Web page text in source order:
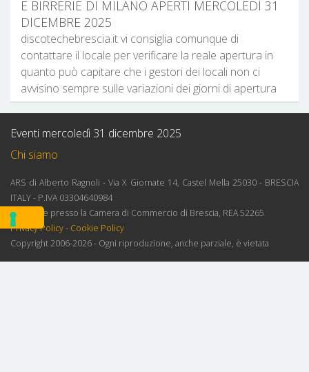
E BIRRERIE DI MILANO APERTI MERCOLEDÌ 31
DICEMBRE 2025
discotechebrescia.it vi consiglia comunque di
contattare il locale per verificare la reale apertura in
quanto può capitare che i gestori dei locali non ci
avvisino sempre sulle variazioni dei giorni di apertura
Eventi mercoledì 31 dicembre 2025
Chi siamo
ARS di Alberto Ragnoli - Via X Giornate 14, Castel Mella 25030 - BRESCIA
ITALY - P.IVA 03304640984
Iscrizione presso la Camera di Commercio di Brescia, REA 52265
Privacy Policy- Cookie Policy
Copyright 2006-2026 - Ogni riproduzione, anche parziale, è vietata